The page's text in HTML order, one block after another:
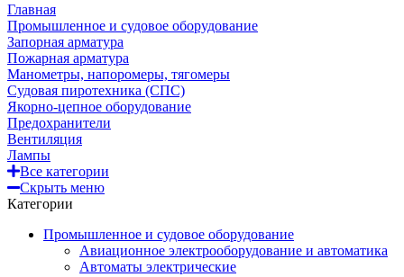
Главная
Промышленное и судовое оборудование
Запорная арматура
Пожарная арматура
Манометры, напоромеры, тягомеры
Судовая пиротехника (СПС)
Якорно-цепное оборудование
Предохранители
Вентиляция
Лампы
Все категории
Скрыть меню
Категории
Промышленное и судовое оборудование
Авиационное электрооборудование и автоматика
Автоматы электрические